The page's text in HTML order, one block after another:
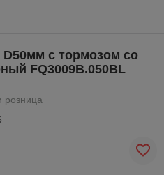
с тормозом со
FQ3009B.050BL
розница